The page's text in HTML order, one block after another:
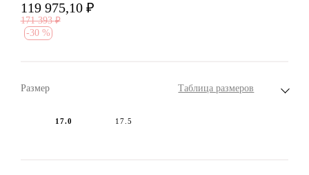
119 975,10 ₽
171 393 ₽
-30 %
Размер Таблица размеров
17.0 17.5